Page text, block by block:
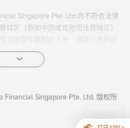
Singapore Pte. Ltd.向不符合法律
辖区（例如中国或其他司法管辖区）
任遵守当地法律。
融中心二座#31-01 moomoo证
Singapore Pte. Ltd. 版权所